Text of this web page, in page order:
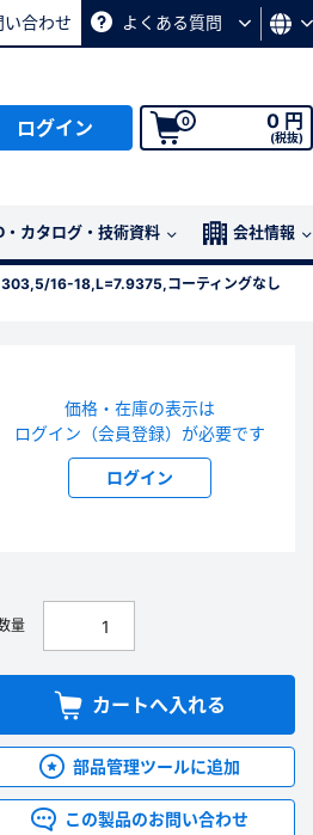
い合わせ よくある質問
ログイン 0 0 円
(税抜)
カタログ・技術資料 会社情報
303,5/16-18,L=7.9375,コーティングなし
価格・在庫の表示は
ログイン（会員登録）が必要です
ログイン
量
カートへ入れる
部品管理ツールに追加
この製品のお問い合わせ
わせください